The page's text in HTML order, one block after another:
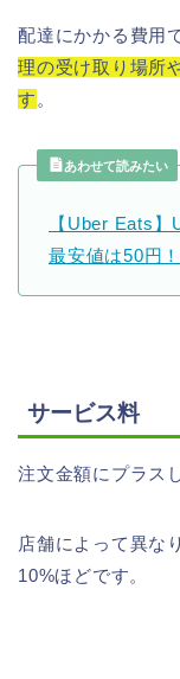
配達にかかる費用
理の受け取り場所
す 。
あわせて読みたい
【Uber Eats
最安値は50円
サービス料
注文金額にプラス
店舗によって異な
10%ほどです。